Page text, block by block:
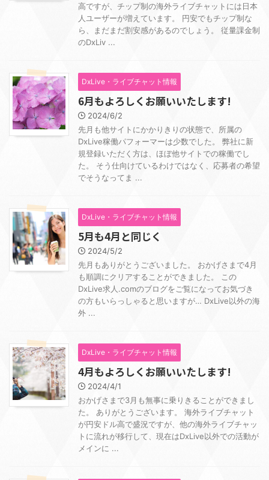
高ですが、チップ制の海外ライブチャットには日本
人ユーザーが増えています。 円安でもチップ制な
ら、まだまだ割安感があるのでしょう。 従量課金制
のDxLiv ...
DxLive・ライブチャット情報
6月もよろしくお願いいたします!
2024/6/2
先月も他サイトにかかりきりの状態で、所属の
DxLive稼働パフォーマーは少数でした。 弊社に新
規登録いただく方は、ほぼ他サイトでの稼働でし
た。 そう仕向けているわけではなく、応募者の希望
でそうなってま ...
DxLive・ライブチャット情報
5月も4月と同じく
2024/5/2
先月もありがとうございました。 おかげさまで4月
も順調にクリアすることができました。 この
DxLive求人.comのブログをご覧になってお気づき
の方もいらっしゃると思いますが… DxLive以外の海
外 ...
DxLive・ライブチャット情報
4月もよろしくお願いいたします!
2024/4/1
おかげさまで3月も無事に乗りきることができまし
た。 ありがとうございます。 海外ライブチャット
が円安ドル高で盛況ですが、他の海外ライブチャッ
トに流れが移行して、現在はDxLive以外での活動が
メインに ...